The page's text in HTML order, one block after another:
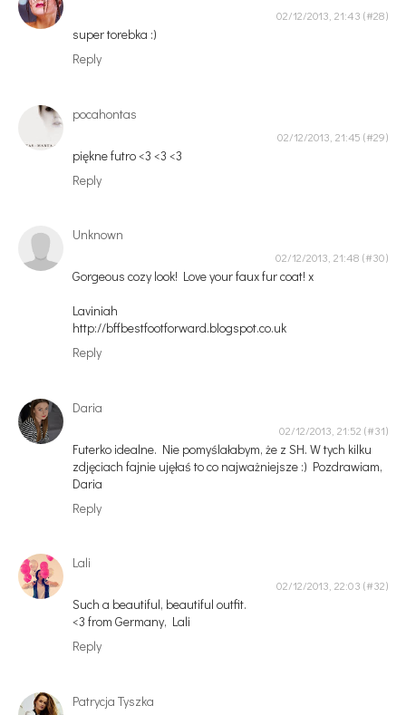
02/12/2013, 21:43
super torebka :)
Reply
pocahontas
02/12/2013, 21:45
piękne futro <3 <3 <3
Reply
Unknown
02/12/2013, 21:48
Gorgeous cozy look! Love your faux fur coat! x
Laviniah
http://bffbestfootforward.blogspot.co.uk
Reply
Daria
02/12/2013, 21:52
Futerko idealne. Nie pomyślałabym, że z SH. W tych kilku
zdjęciach fajnie ujęłaś to co najważniejsze :) Pozdrawiam,
Daria
Reply
Lali
02/12/2013, 22:03
Such a beautiful, beautiful outfit.
<3 from Germany, Lali
Reply
Patrycja Tyszka